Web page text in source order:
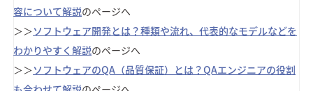
容について解説のページへ
＞＞ソフトウェア開発とは？種類や流れ、代表的なモデルなどを
わかりやすく解説のページへ
＞＞ソフトウェアのQA（品質保証）とは？QAエンジニアの役割